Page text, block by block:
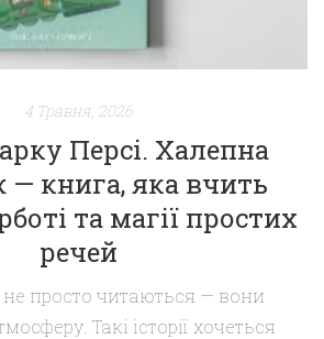
4 Травня, 2026
Персі. Халепна
— книга, яка вчить
та магії простих
речей
не просто читаються — вони
Такі історії хочеться